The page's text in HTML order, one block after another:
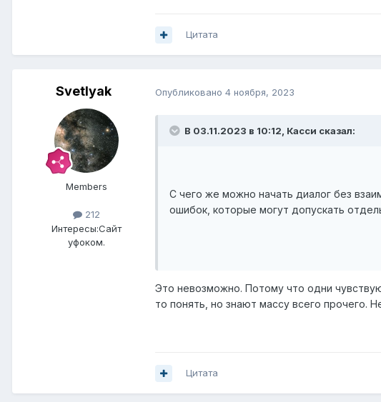
Цитата
Svetlyak
Members
212
Интересы:Сайт
уфоком.
Опубликовано 4 ноября, 2023
В 03.11.2023 в 10:12, Касси сказал:
С чего же можно начать диалог без
ошибок, которые могут допускать
Это невозможно. Потому что одни
то понять, но знают массу всего прочего.
Цитата